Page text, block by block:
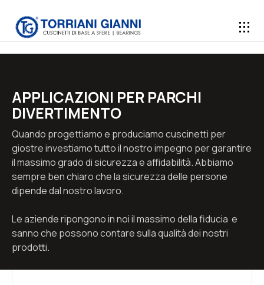
APPLICAZIONI PER PARCHI
DIVERTIMENTO
Quando progettiamo e produciamo cuscinetti per
giostre investiamo tutto il nostro impegno per garantire
il massimo grado di sicurezza e affidabilità. Abbiamo
sempre ben chiaro che la sicurezza delle persone
dipende dal nostro lavoro.
Le aziende ripongono in noi il massimo della fiducia e
sanno che possono contare sulla qualità dei nostri
prodotti.